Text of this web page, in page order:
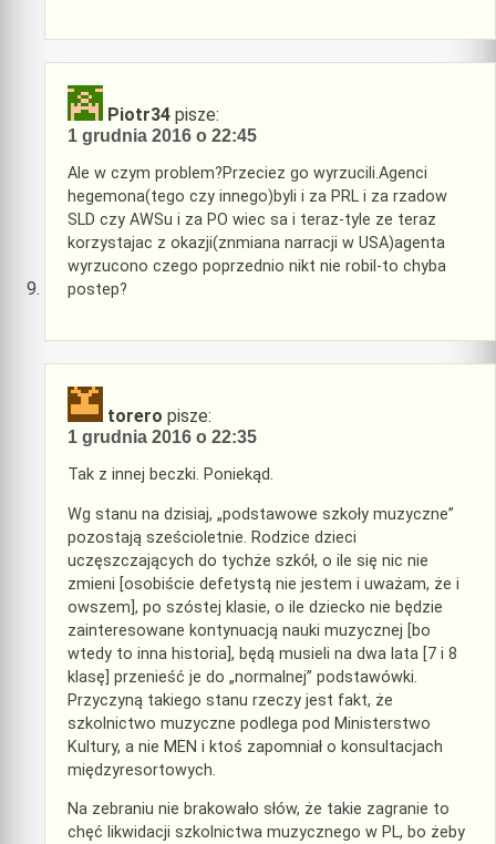
Piotr34 pisze:
1 grudnia 2016 o 22:45
Ale w czym problem?Przeciez go wyrzucili.Agenci
hegemona(tego czy innego)byli i za PRL i za rzadow
SLD czy AWSu i za PO wiec sa i teraz-tyle ze teraz
korzystajac z okazji(znmiana narracji w USA)agenta
wyrzucono czego poprzednio nikt nie robil-to chyba
postep?
torero pisze:
1 grudnia 2016 o 22:35
Tak z innej beczki. Poniekąd.
Wg stanu na dzisiaj, „podstawowe szkoły muzyczne”
pozostają sześcioletnie. Rodzice dzieci
uczęszczających do tychże szkół, o ile się nic nie
zmieni [osobiście defetystą nie jestem i uważam, że i
owszem], po szóstej klasie, o ile dziecko nie będzie
zainteresowane kontynuacją nauki muzycznej [bo
wtedy to inna historia], będą musieli na dwa lata [7 i 8
klasę] przenieść je do „normalnej” podstawówki.
Przyczyną takiego stanu rzeczy jest fakt, że
szkolnictwo muzyczne podlega pod Ministerstwo
Kultury, a nie MEN i ktoś zapomniał o konsultacjach
międzyresortowych.
Na zebraniu nie brakowało słów, że takie zagranie to
chęć likwidacji szkolnictwa muzycznego w PL, bo żeby